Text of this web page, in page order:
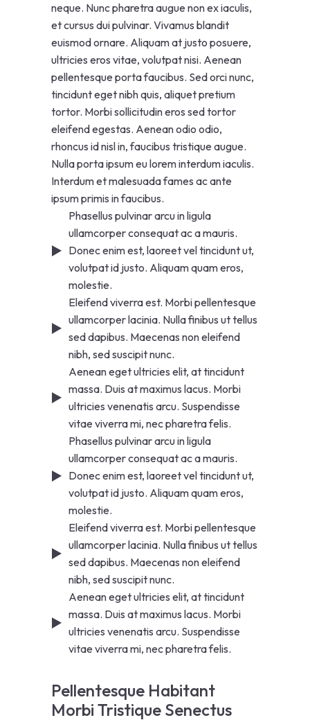
neque. Nunc pharetra augue non ex iaculis,
et cursus dui pulvinar. Vivamus blandit
euismod ornare. Aliquam at justo posuere,
ultricies eros vitae, volutpat nisi. Aenean
pellentesque porta faucibus. Sed orci nunc,
tincidunt eget nibh quis, aliquet pretium
tortor. Morbi sollicitudin eros sed tortor
eleifend egestas. Aenean odio odio,
rhoncus id nisl in, faucibus tristique augue.
Nulla porta ipsum eu lorem interdum iaculis.
Interdum et malesuada fames ac ante
ipsum primis in faucibus.
Phasellus pulvinar arcu in ligula
ullamcorper consequat ac a mauris.
Donec enim est, laoreet vel tincidunt ut,
volutpat id justo. Aliquam quam eros,
molestie.
Eleifend viverra est. Morbi pellentesque
ullamcorper lacinia. Nulla finibus ut tellus
sed dapibus. Maecenas non eleifend
nibh, sed suscipit nunc.
Aenean eget ultricies elit, at tincidunt
massa. Duis at maximus lacus. Morbi
ultricies venenatis arcu. Suspendisse
vitae viverra mi, nec pharetra felis.
Phasellus pulvinar arcu in ligula
ullamcorper consequat ac a mauris.
Donec enim est, laoreet vel tincidunt ut,
volutpat id justo. Aliquam quam eros,
molestie.
Eleifend viverra est. Morbi pellentesque
ullamcorper lacinia. Nulla finibus ut tellus
sed dapibus. Maecenas non eleifend
nibh, sed suscipit nunc.
Aenean eget ultricies elit, at tincidunt
massa. Duis at maximus lacus. Morbi
ultricies venenatis arcu. Suspendisse
vitae viverra mi, nec pharetra felis.
Pellentesque Habitant
Morbi Tristique Senectus